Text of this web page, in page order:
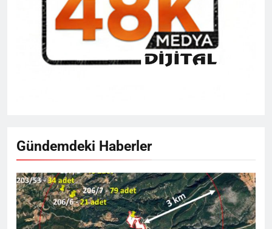
Gündemdeki Haberler